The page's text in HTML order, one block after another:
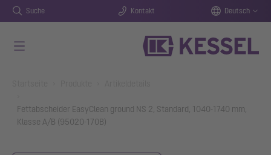
Suche Kontakt Deutsch
Fettabscheider EasyClean ground NS 2, Standard, 1040-1740 mm,
Klasse A/B (95020-170B)